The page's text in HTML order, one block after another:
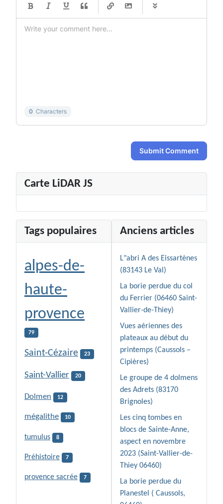
-
-
-
-
0 Characters
Submit Comment
Carte LiDAR JS
Tags populaires
alpes-de-
haute-
provence
79
Saint-Cézaire 23
Saint-Vallier 20
Dolmen 12
mégalithe 10
tumulus 8
Préhistoire 7
provence sacrée 7
Anciens articles
L"abri A des Eissartènes
(83143 Le Val)
La borie perdue du col
du Ferrier (06460 Saint-
Vallier-de-Thiey)
Vues aériennes des
plateaux au début du
printemps (Caussols –
Cipières)
Le groupe de 4 dolmens
des Adrets (83170
Brignoles)
Les cinq tombes en
blocs de Sainte-Anne,
aspect en novembre
2023 (Saint-Vallier-de-
Thiey 06460)
La borie perdue du
Planestel ( Caussols,